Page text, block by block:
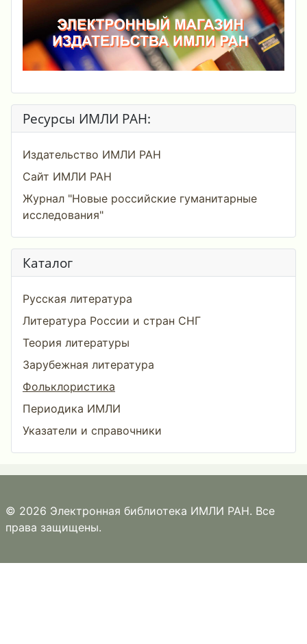
Ресурсы ИМЛИ РАН:
Издательство ИМЛИ РАН
Сайт ИМЛИ РАН
Журнал "Новые российские гуманитарные
исследования"
Каталог
Русская литература
Литература России и стран СНГ
Теория литературы
Зарубежная литература
Фольклористика
Периодика ИМЛИ
Указатели и справочники
© 2026 Электронная библиотека ИМЛИ РАН. Все
права защищены.